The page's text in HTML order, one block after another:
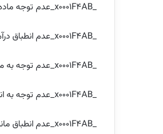
_x0001F4AB_عدم توجه ماده ۱۸ آیین نامه تحریر دفاتر ( فصل چهارم )
_x0001F4AB_عدم انطباق درآمد و هزینه بر روی ۳ سامانه کنترلی امور مالیاتی
_x0001F4AB_عدم توجه به معافیت قانونی ماده ۱۳۲ و ۸۱ در مورد فعالیتهای معاف که کاملا باید منطبق و قانونی باشد
_x0001F4AB_عدم توجه به انطباق مبلغ پرداختی پروفرم با اطلاعات مندرج در اظهارنامه گمرکی
_x0001F4AB_عدم انطباق مانده حساب مالیات بر ارزش افزوده خرید ( اعتبار مالیاتی ) و فروش در ۳ ماهه چهارم